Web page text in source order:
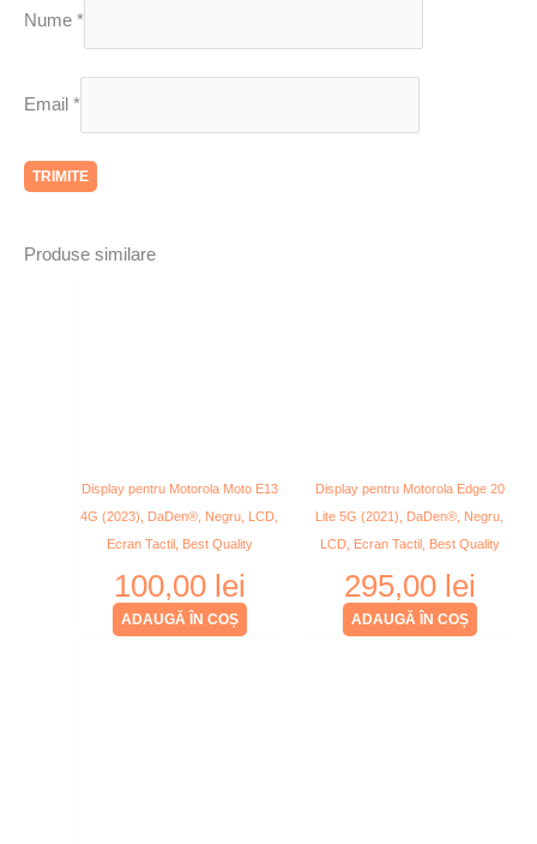
Nume *
Email *
Produse similare
Display pentru Motorola Moto E13
4G (2023), DaDen®, Negru, LCD,
Ecran Tactil, Best Quality
100,00 lei
ADAUGĂ ÎN COȘ
Display pentru Motorola Edge 20
Lite 5G (2021), DaDen®, Negru,
LCD, Ecran Tactil, Best Quality
295,00 lei
ADAUGĂ ÎN COȘ